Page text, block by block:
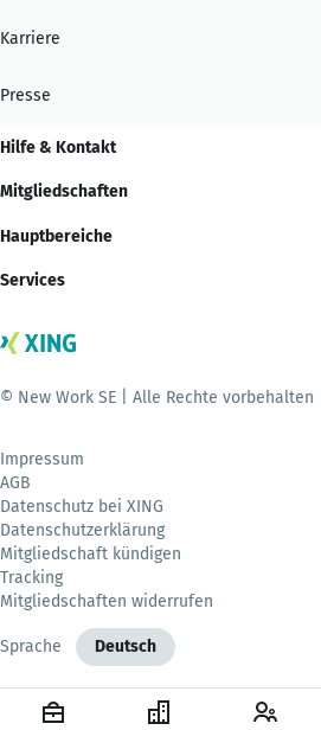
Karriere
Presse
Hilfe & Kontakt
Mitgliedschaften
Hauptbereiche
Services
© New Work SE | Alle Rechte vorbehalten
Impressum
AGB
Datenschutz bei XING
Datenschutzerklärung
Mitgliedschaft kündigen
Tracking
Mitgliedschaften widerrufen
Sprache Deutsch